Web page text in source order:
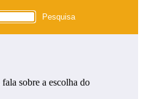
sobre a escolha do